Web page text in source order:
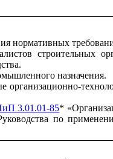
нормативных
назначения.
организационно-
3.01.01-85*
по